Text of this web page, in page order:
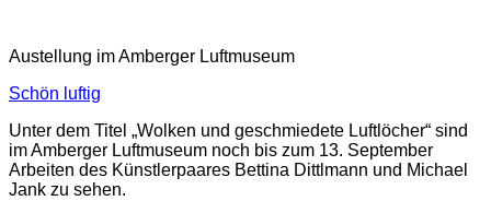
Austellung im Amberger Luftmuseum
Schön luftig
Unter dem Titel „Wolken und geschmiedete Luftlöcher“ sind
im Amberger Luftmuseum noch bis zum 13. September
Arbeiten des Künstlerpaares Bettina Dittlmann und Michael
Jank zu sehen.